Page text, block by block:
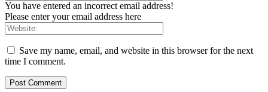
You have entered an incorrect email address!
Please enter your email address here
Save my name, email, and website in this browser for the next
time I comment.